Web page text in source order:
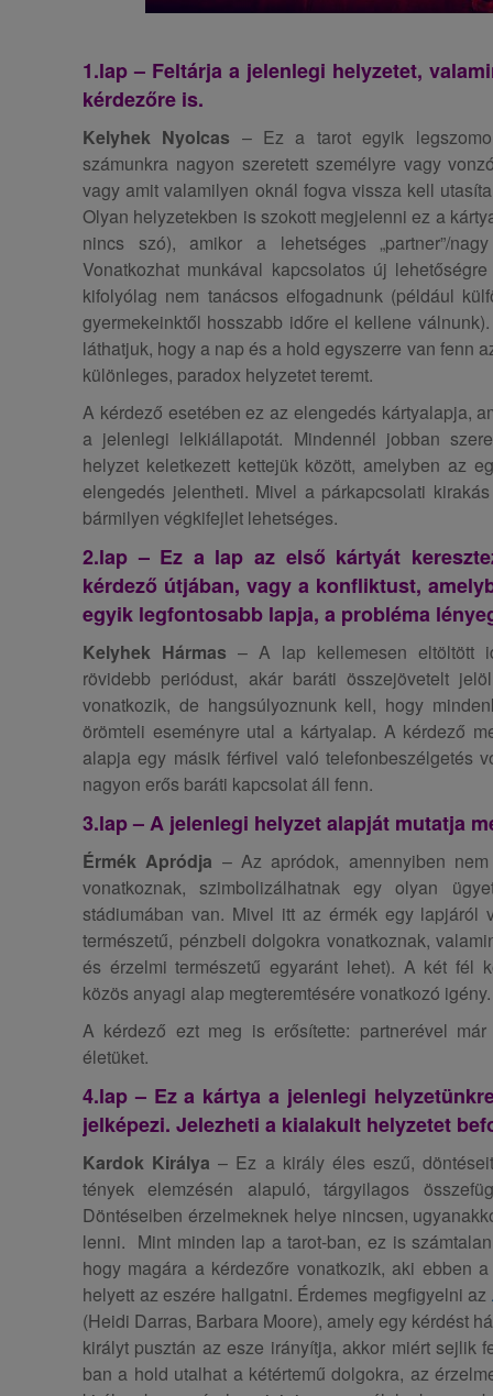
1.lap – Feltárja a jelenlegi helyzetet,
kérdezőre is.
Kelyhek Nyolcas – Ez a tarot egyik
számunkra nagyon szeretett személyre vagy
vagy amit valamilyen oknál fogva vissza kell
Olyan helyzetekben is szokott megjelenni ez a
nincs szó), amikor a lehetséges „partner”/
Vonatkozhat munkával kapcsolatos új
kifolyólag nem tanácsos elfogadnunk (például
gyermekeinktől hosszabb időre el kellene
láthatjuk, hogy a nap és a hold egyszerre van fenn
különleges, paradox helyzetet teremt.
A kérdező esetében ez az elengedés kártyalapja,
a jelenlegi lelkiállapotát. Mindennél jobban
helyzet keletkezett kettejük között, amelyben az
elengedés jelentheti. Mivel a párkapcsolati
bármilyen végkifejlet lehetséges.
2.lap – Ez a lap az első kártyát
kérdező útjában, vagy a konfliktust,
egyik legfontosabb lapja, a probléma
Kelyhek Hármas – A lap kellemesen eltöltött
rövidebb periódust, akár baráti összejövetelt
vonatkozik, de hangsúlyoznunk kell, hogy
örömteli eseményre utal a kártyalap. A kérdező
alapja egy másik férfivel való telefonbeszélgetés
nagyon erős baráti kapcsolat áll fenn.
3.lap – A jelenlegi helyzet alapját mutatja
Érmék Apródja – Az apródok, amennyiben
vonatkoznak, szimbolizálhatnak egy olyan
stádiumában van. Mivel itt az érmék egy lapjáról
természetű, pénzbeli dolgokra vonatkoznak,
és érzelmi természetű egyaránt lehet). A két fél
közös anyagi alap megteremtésére vonatkozó igény.
A kérdező ezt meg is erősítette: partnerével
életüket.
4.lap – Ez a kártya a jelenlegi
jelképezi. Jelezheti a kialakult helyzetet
Kardok Királya – Ez a király éles eszű,
tények elemzésén alapuló, tárgyilagos
Döntéseiben érzelmeknek helye nincsen,
lenni. Mint minden lap a tarot-ban, ez is
hogy magára a kérdezőre vonatkozik, aki ebben
helyett az eszére hallgatni. Érdemes megfigyelni az
(Heidi Darras, Barbara Moore), amely egy kérdést
királyt pusztán az esze irányítja, akkor miért sejlik
ban a hold utalhat a kétértemű dolgokra, az